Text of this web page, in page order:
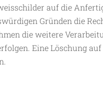
auf die
Gründen die
die weitere
Eine Löschung